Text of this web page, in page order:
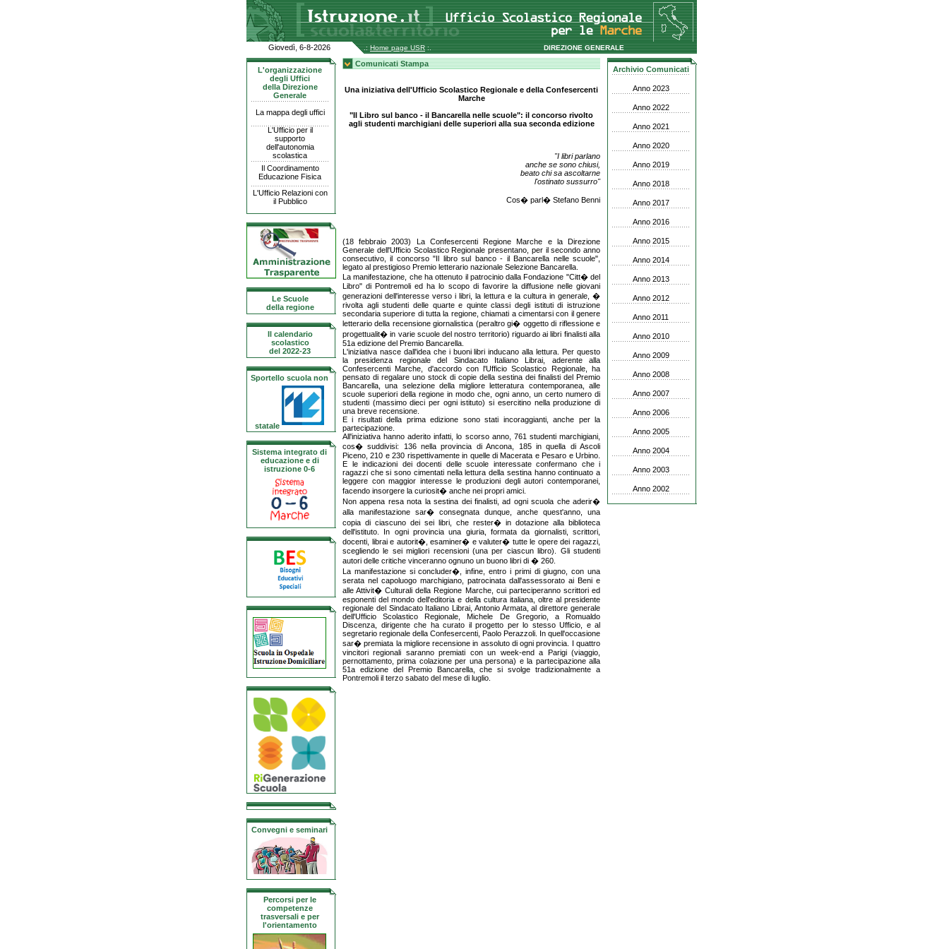
Giovedì, 6-8-2026 .: Home page USR :. DIREZIONE GENERALE
L'organizzazione
degli Uffici
della Direzione
Generale
La mappa degli uffici
L'Ufficio per il
supporto
dell'autonomia
scolastica
Il Coordinamento
Educazione Fisica
L'Ufficio Relazioni con
il Pubblico
Le Scuole
della regione
Il calendario
scolastico
del 2022-23
Sportello scuola non
statale
Sistema integrato di
educazione e di
istruzione 0-6
Convegni e seminari
Percorsi per le
competenze
trasversali e per
l'orientamento
Comunicati Stampa
Una iniziativa dell'Ufficio Scolastico Regionale e della Confesercenti
Marche
"Il Libro sul banco - il Bancarella nelle scuole": il concorso rivolto
agli studenti marchigiani delle superiori alla sua seconda edizione
"I libri parlano
anche se sono chiusi,
beato chi sa ascoltarne
l'ostinato sussurro"
Cos� parl� Stefano Benni
(18 febbraio 2003) La Confesercenti Regione Marche e la Direzione
Generale dell'Ufficio Scolastico Regionale presentano, per il secondo anno
consecutivo, il concorso "Il libro sul banco - il Bancarella nelle scuole",
legato al prestigioso Premio letterario nazionale Selezione Bancarella.
La manifestazione, che ha ottenuto il patrocinio dalla Fondazione "Citt� del
Libro" di Pontremoli ed ha lo scopo di favorire la diffusione nelle giovani
generazioni dell'interesse verso i libri, la lettura e la cultura in generale, �
rivolta agli studenti delle quarte e quinte classi degli istituti di istruzione
secondaria superiore di tutta la regione, chiamati a cimentarsi con il genere
letterario della recensione giornalistica (peraltro gi� oggetto di riflessione e
progettualit� in varie scuole del nostro territorio) riguardo ai libri finalisti alla
51a edizione del Premio Bancarella.
L'iniziativa nasce dall'idea che i buoni libri inducano alla lettura. Per questo
la presidenza regionale del Sindacato Italiano Librai, aderente alla
Confesercenti Marche, d'accordo con l'Ufficio Scolastico Regionale, ha
pensato di regalare uno stock di copie della sestina dei finalisti del Premio
Bancarella, una selezione della migliore letteratura contemporanea, alle
scuole superiori della regione in modo che, ogni anno, un certo numero di
studenti (massimo dieci per ogni istituto) si esercitino nella produzione di
una breve recensione.
E i risultati della prima edizione sono stati incoraggianti, anche per la
partecipazione.
All'iniziativa hanno aderito infatti, lo scorso anno, 761 studenti marchigiani,
cos� suddivisi: 136 nella provincia di Ancona, 185 in quella di Ascoli
Piceno, 210 e 230 rispettivamente in quelle di Macerata e Pesaro e Urbino.
E le indicazioni dei docenti delle scuole interessate confermano che i
ragazzi che si sono cimentati nella lettura della sestina hanno continuato a
leggere con maggior interesse le produzioni degli autori contemporanei,
facendo insorgere la curiosit� anche nei propri amici.
Non appena resa nota la sestina dei finalisti, ad ogni scuola che aderir�
alla manifestazione sar� consegnata dunque, anche quest'anno, una
copia di ciascuno dei sei libri, che rester� in dotazione alla biblioteca
dell'istituto. In ogni provincia una giuria, formata da giornalisti, scrittori,
docenti, librai e autorit�, esaminer� e valuter� tutte le opere dei ragazzi,
scegliendo le sei migliori recensioni (una per ciascun libro). Gli studenti
autori delle critiche vinceranno ognuno un buono libri di � 260.
La manifestazione si concluder�, infine, entro i primi di giugno, con una
serata nel capoluogo marchigiano, patrocinata dall'assessorato ai Beni e
alle Attivit� Culturali della Regione Marche, cui parteciperanno scrittori ed
esponenti del mondo dell'editoria e della cultura italiana, oltre al presidente
regionale del Sindacato Italiano Librai, Antonio Armata, al direttore generale
dell'Ufficio Scolastico Regionale, Michele De Gregorio, a Romualdo
Discenza, dirigente che ha curato il progetto per lo stesso Ufficio, e al
segretario regionale della Confesercenti, Paolo Perazzoli. In quell'occasione
sar� premiata la migliore recensione in assoluto di ogni provincia. I quattro
vincitori regionali saranno premiati con un week-end a Parigi (viaggio,
pernottamento, prima colazione per una persona) e la partecipazione alla
51a edizione del Premio Bancarella, che si svolge tradizionalmente a
Pontremoli il terzo sabato del mese di luglio.
Archivio Comunicati
Anno 2023
Anno 2022
Anno 2021
Anno 2020
Anno 2019
Anno 2018
Anno 2017
Anno 2016
Anno 2015
Anno 2014
Anno 2013
Anno 2012
Anno 2011
Anno 2010
Anno 2009
Anno 2008
Anno 2007
Anno 2006
Anno 2005
Anno 2004
Anno 2003
Anno 2002